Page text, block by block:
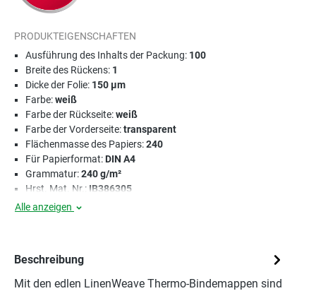
PRODUKTEIGENSCHAFTEN
Ausführung des Inhalts der Packung: 100
Breite des Rückens: 1
Dicke der Folie: 150 µm
Farbe:weiß
Farbe der Rückseite:weiß
Farbe der Vorderseite:transparent
Flächenmasse des Papiers:240
Für Papierformat:DIN A4
Grammatur:240 g/m²
Hrst. Mat. Nr.: IB386305
Alle anzeigen
Beschreibung
Mit den edlen LinenWeave Thermo-Bindemappen sind